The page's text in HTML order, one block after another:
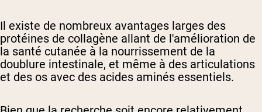
Il existe de nombreux avantages larges des
protéines de collagène allant de l'amélioration de
la santé cutanée à la nourrissement de la
doublure intestinale, et même à des articulations
et des os avec des acides aminés essentiels.